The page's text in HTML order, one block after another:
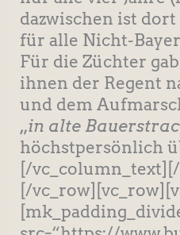
dazwischen ist
für alle Nicht-
Für die Züchter
ihnen der Regent
und dem
„in alte
höchstpersönlich
[/
[/